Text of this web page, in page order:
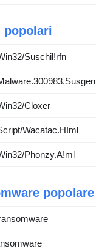
popolari
Suschil!rfn
Cloxer
Wacatac.H!ml
Phonzy.A!ml
popolare